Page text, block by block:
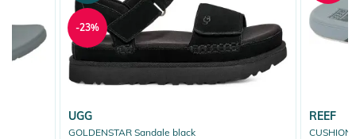
UGG
GOLDENSTAR Sandale black
-23%
REEF
CUSHION